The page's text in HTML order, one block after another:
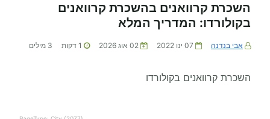
השכרת קרוואנים בהשכרת קרוואנים
בקולורדו: המדריך המלא
אבי בנדנה 07 ינו 2022 02 אוג 2026 1 דקות 3 מילים
השכרת קרוואנים בקולורדו